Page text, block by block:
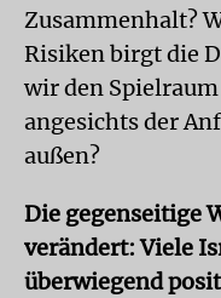
Zusammenhalt?
Risiken birgt die
wir den
angesichts der
außen?
Die gegenseitige
verändert: Viele
überwiegend